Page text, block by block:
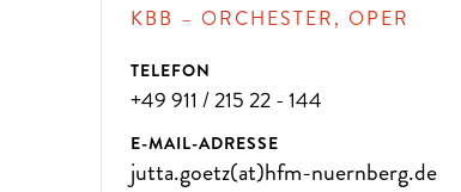
KBB – ORCHESTER, OPER
TELEFON
+49 911 / 215 22 - 144
E-MAIL-ADRESSE
jutta.goetz(at)hfm-nuernberg.de